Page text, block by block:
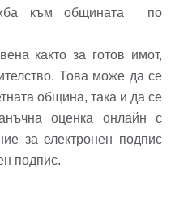
гост
профил
Google
Facebook
към общината по
както за готов имот,
Това може да се
община, така и да се
оценка онлайн с
за електронен подпис
подпис.